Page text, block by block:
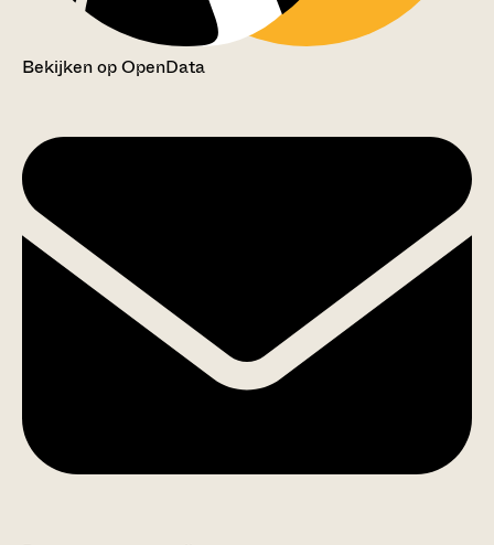
Bekijken op OpenData